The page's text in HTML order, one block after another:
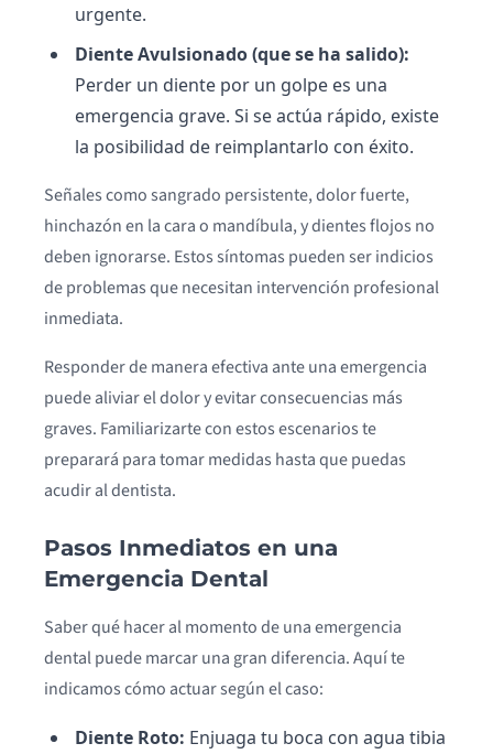
urgente.
Diente Avulsionado (que se ha salido):
Perder un diente por un golpe es una
emergencia grave. Si se actúa rápido, existe
la posibilidad de reimplantarlo con éxito.
Señales como sangrado persistente, dolor fuerte,
hinchazón en la cara o mandíbula, y dientes flojos no
deben ignorarse. Estos síntomas pueden ser indicios
de problemas que necesitan intervención profesional
inmediata.
Responder de manera efectiva ante una emergencia
puede aliviar el dolor y evitar consecuencias más
graves. Familiarizarte con estos escenarios te
preparará para tomar medidas hasta que puedas
acudir al dentista.
Pasos Inmediatos en una
Emergencia Dental
Saber qué hacer al momento de una emergencia
dental puede marcar una gran diferencia. Aquí te
indicamos cómo actuar según el caso:
Diente Roto: Enjuaga tu boca con agua tibia